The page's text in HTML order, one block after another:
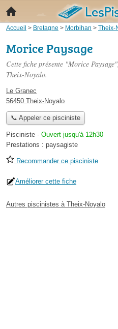
Accueil > Bretagne > Morbihan > Theix-
Morice Paysage
Cette fiche présente "Morice
Theix-Noyalo.
Le Granec
56450 Theix-Noyalo
📞 Appeler ce pisciniste
Pisciniste - Ouvert jusqu'à 12h30
Prestations : paysagiste
Recommander ce pisciniste
Améliorer cette fiche
Autres piscinistes à Theix-Noyalo